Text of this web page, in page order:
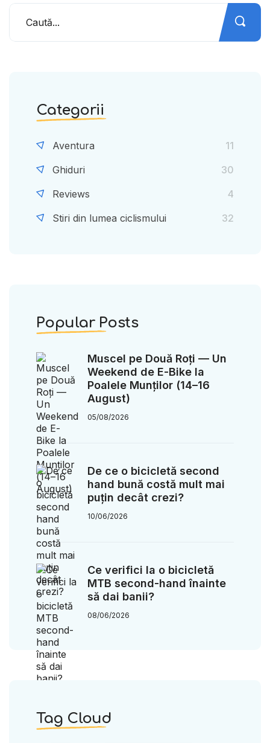
Categorii
Aventura
11
Ghiduri
30
Reviews
4
Stiri din lumea ciclismului
32
Popular Posts
Muscel pe Două Roți — Un
Weekend de E-Bike la
Poalele Munților (14–16
August)
05/08/2026
De ce o bicicletă second
hand bună costă mult mai
puțin decât crezi?
10/06/2026
Ce verifici la o bicicletă
MTB second-hand înainte
să dai banii?
08/06/2026
Tag Cloud